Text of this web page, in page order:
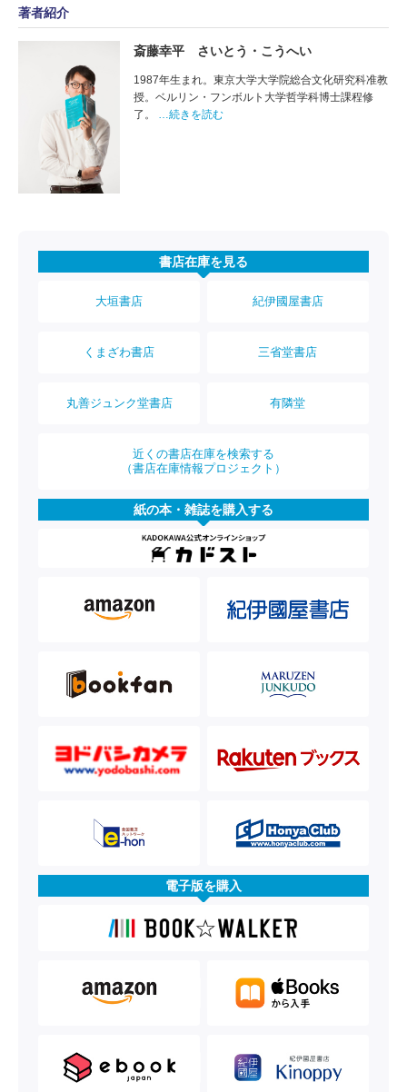
著者紹介
斎藤幸平 さいとう・こうへい
1987年生まれ。東京大学大学院総合文化研究科准教
授。ベルリン・フンボルト大学哲学科博士課程修
了。
…続きを読む
書店在庫を見る
大垣書店 紀伊國屋書店
くまざわ書店 三省堂書店
丸善ジュンク堂書店 有隣堂
近くの書店在庫を検索する
（書店在庫情報プロジェクト）
紙の本・雑誌を購入する
電子版を購入